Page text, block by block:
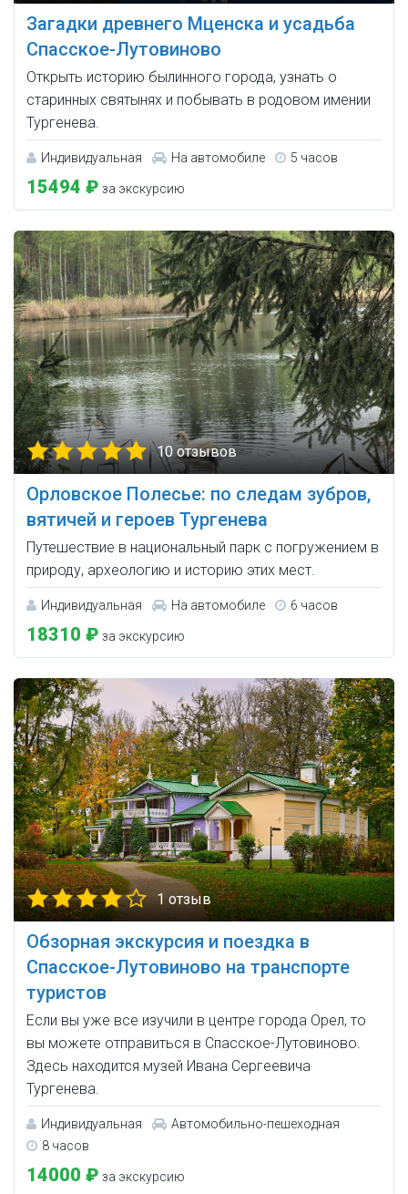
Загадки древнего Мценска и усадьба
Спасское-Лутовиново
Открыть историю былинного города, узнать о
старинных святынях и побывать в родовом имении
Тургенева.
Индивидуальная На автомобиле 5 часов
15494 ₽ за экскурсию
10 отзывов
Орловское Полесье: по следам зубров,
вятичей и героев Тургенева
Путешествие в национальный парк с погружением в
природу, археологию и историю этих мест.
Индивидуальная На автомобиле 6 часов
18310 ₽ за экскурсию
1 отзыв
Обзорная экскурсия и поездка в
Спасское-Лутовиново на транспорте
туристов
Если вы уже все изучили в центре города Орел, то
вы можете отправиться в Спасское-Лутовиново.
Здесь находится музей Ивана Сергеевича
Тургенева.
Индивидуальная
Автомобильно-пешеходная
8 часов
14000 ₽ за экскурсию